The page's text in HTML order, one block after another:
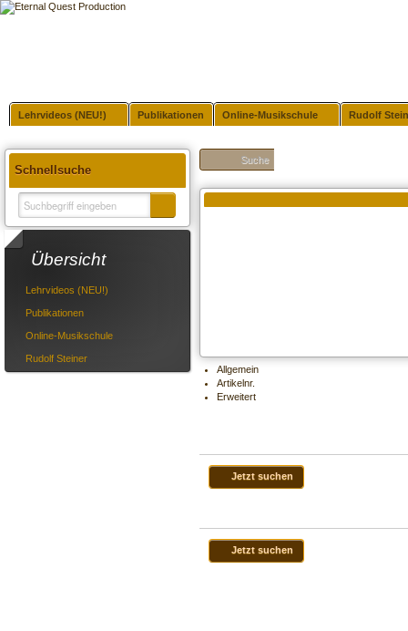
Lehrvideos (NEU!) Publikationen Online-Musikschule Rudolf
Schnellsuche
Übersicht
Lehrvideos (NEU!)
Publikationen
Online-Musikschule
Rudolf Steiner
Suche
Allgemein
Artikelnr.
Erweitert
Jetzt suchen
Jetzt suchen